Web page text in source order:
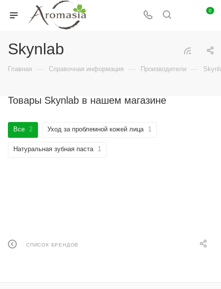
0
Skynlab
Главная — Справочная информация — Производители —
Товары Skynlab в нашем магазине
Все 2 Уход за проблемной кожей лица 1
Натуральная зубная паста 1
СПИСОК БРЕНДОВ